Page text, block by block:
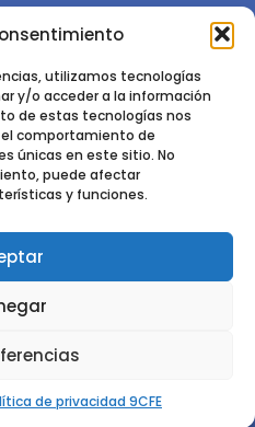
utilizamos tecnologías
y/o acceder a la información
de estas tecnologías nos
comportamiento de
únicas en este sitio. No
puede afectar
y funciones.
de privacidad 9CFE
promovida por laSociedad
INIA-CSIC
7,5 - 28040 Madrid
DESARROLLO DEL SITIO WEB,